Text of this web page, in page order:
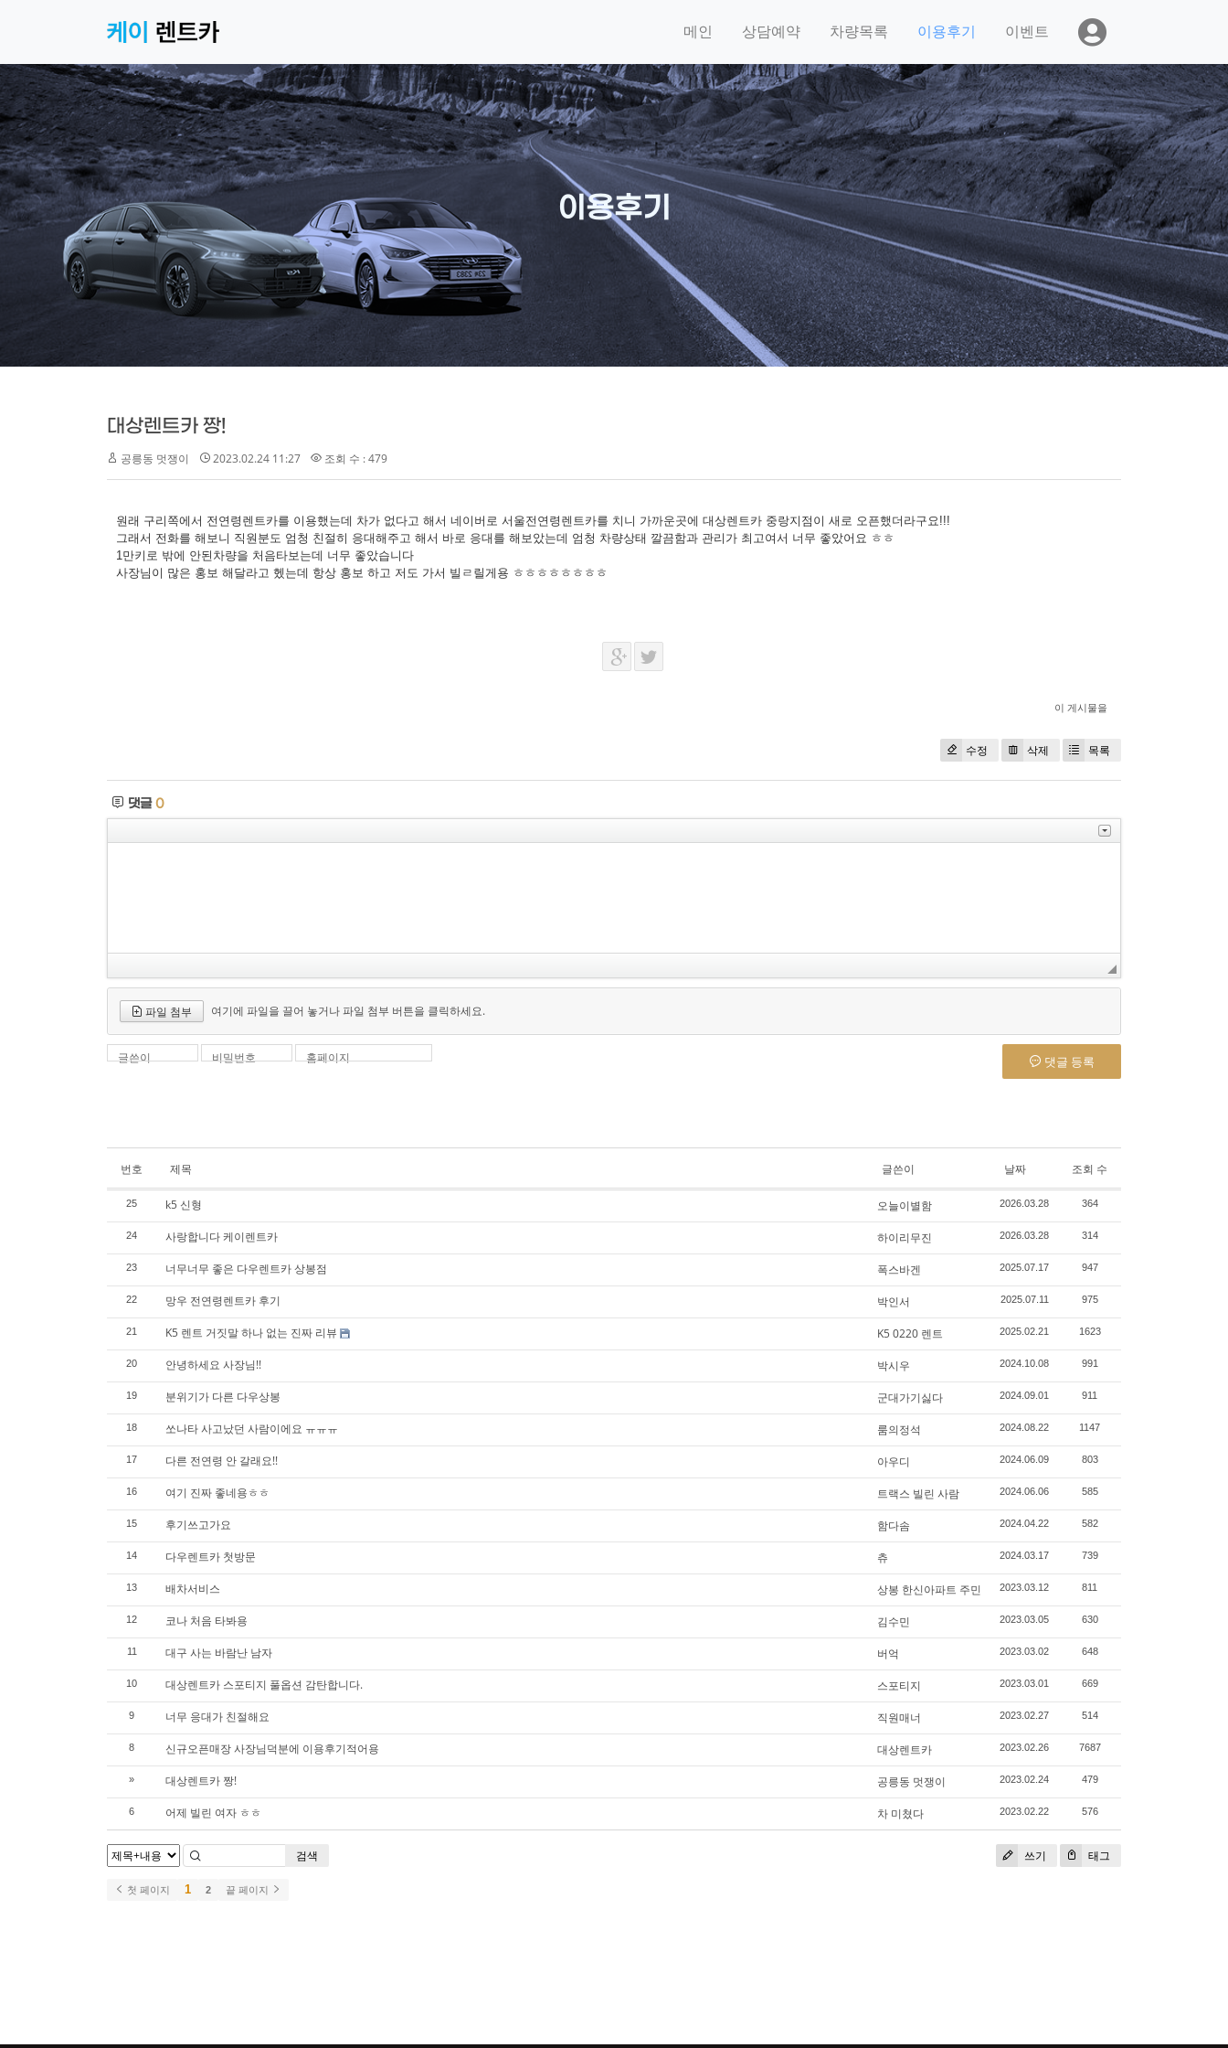
메인 상담예약 차량목록 이용후기 이벤트
이용후기
대상렌트카 짱!
공릉동 멋쟁이 2023.02.24 11:27 조회 수 : 479
원래 구리쪽에서 전연령렌트카를 이용했는데 차가 없다고 해서 네이버로 서울전연령렌트카를 치니 가까운곳에 대상렌트카 중랑지점이 새로 오픈했더라구요!!!
그래서 전화를 해보니 직원분도 엄청 친절히 응대해주고 해서 바로 응대를 해보았는데 엄청 차량상태 깔끔함과 관리가 최고여서 너무 좋았어요 ㅎㅎ
1만키로 밖에 안된차량을 처음타보는데 너무 좋았습니다
사장님이 많은 홍보 해달라고 헸는데 항상 홍보 하고 저도 가서 빌ㄹ릴게용 ㅎㅎㅎㅎㅎㅎㅎㅎ
이 게시물을
수정 삭제 목록
댓글0
파일 첨부 여기에 파일을 끌어 놓거나 파일 첨부 버튼을 클릭하세요.
글쓴이 비밀번호 홈페이지 댓글 등록
번호 제목 글쓴이 날짜 조회 수
25 k5 신형 오늘이별함 2026.03.28 364
24 사랑합니다 케이렌트카 하이리무진 2026.03.28 314
23 너무너무 좋은 다우렌트카 상봉점 폭스바겐 2025.07.17 947
22 망우 전연령렌트카 후기 박인서 2025.07.11 975
21 K5 렌트 거짓말 하나 없는 진짜 리뷰 K5 0220 렌트 2025.02.21 1623
20 안녕하세요 사장님!! 박시우 2024.10.08 991
19 분위기가 다른 다우상봉 군대가기싫다 2024.09.01 911
18 쏘나타 사고났던 사람이에요 ㅠㅠㅠ 룸의정석 2024.08.22 1147
17 다른 전연령 안 갈래요!! 아우디 2024.06.09 803
16 여기 진짜 좋네용ㅎㅎ 트랙스 빌린 사람 2024.06.06 585
15 후기쓰고가요 함다솜 2024.04.22 582
14 다우렌트카 첫방문 츄 2024.03.17 739
13 배차서비스 상봉 한신아파트 주민 2023.03.12 811
12 코나 처음 타봐용 김수민 2023.03.05 630
11 대구 사는 바람난 남자 버억 2023.03.02 648
10 대상렌트카 스포티지 풀옵션 감탄합니다. 스포티지 2023.03.01 669
9 너무 응대가 친절해요 직원매너 2023.02.27 514
8 신규오픈매장 사장님덕분에 이용후기적어용 대상렌트카 2023.02.26 7687
» 대상렌트카 짱! 공릉동 멋쟁이 2023.02.24 479
6 어제 빌린 여자 ㅎㅎ 차 미쳤다 2023.02.22 576
쓰기 태그
검색
첫 페이지 1 2 끝 페이지